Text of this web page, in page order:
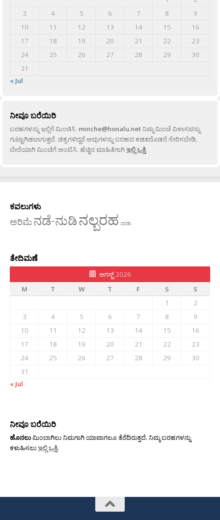
3
4 5 6 7 8
9
10
11 12 13 14 15
16
17
18 19 20 21 22
23
24
25 26 27 28 29
30
31
« Jul
ನೀವೂ ಬರೆಯಿರಿ
ಬರಹಗಳನ್ನು ಇಲ್ಲಿಗೆ ಮಿಂಚಿಸಿ: minche@honalu.netನಿಮ್ಮ ಮಿಂಚೆ ವಿಳಾಸವನ್ನು
ಗುಟ್ಟಾಗಿಡಲಾಗುತ್ತದೆ. ಚಿತ್ರಗಳಿದ್ದರೆ ಅವುಗಳನ್ನು ಬರಹದ ಕಡತದೊಡನೆ ಸೇರಿಸಬೇಡಿ,
ಬೇರೆಯಾಗಿ ಮಿಂಚೆಗೆ ಅಂಟಿಸಿ. ಹೆಚ್ಚಿನ ಮಾಹಿತಿಗಾಗಿಇಲ್ಲಿ ಒತ್ತಿ.
ಕವಲುಗಳು
ಅರಿಮೆನಡೆ-ನುಡಿನಲ್ಬರಹ ನಾಡು
ತೇದಿಮಣೆ
ಆಗಸ್ಟ್ 2026
M
T W T F S
S
1
2
3
4 5 6 7 8
9
10
11 12 13 14 15
16
17
18 19 20 21 22
23
24
25 26 27 28 29
30
31
« Jul
ನೀವೂ ಬರೆಯಿರಿ
ಹೊನಲುಮಿಂಬಾಗಿಲು ನಿಮಗಾಗಿ ಯಾವಾಗಲೂ ತೆರೆದಿರುತ್ತದೆ. ನಿಮ್ಮ ಬರಹಗಳನ್ನು
ಕಳುಹಿಸಲುಇಲ್ಲಿ ಒತ್ತಿ.